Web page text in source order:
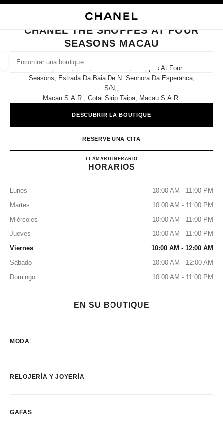
BUSCAR UNA BOUTIQUE
las sugerencias se muestran debajo de esta barra de búsqueda
0 Sugerencias disponibles
CERRAR TARJETA DE BOUTIQUE CHANEL THE SHOPPES AT FOUR
CHANEL THE SHOPPES AT FOUR
SEASONS MACAU
Shop 2840, 2841, 2842 & 2845, Shoppes At Four
Seasons, Estrada Da Baia De N. Senhora Da Esperanca,
S/n,,
Macau S.a.r., Cotai Strip Taipa, Macau S.a.r.
DESCUBRIR LA BOUTIQUE
RESERVE UNA CITA
LLAMAR68258581ITINERARIOCHANEL THE SHOPPES
HORARIOS
Lunes
10:00 AM - 11:00 PM
Martes
10:00 AM - 11:00 PM
Miércoles
10:00 AM - 11:00 PM
Jueves
10:00 AM - 11:00 PM
Viernes
10:00 AM - 12:00 AM
Sábado
10:00 AM - 12:00 AM
Domingo
10:00 AM - 11:00 PM
EN SU BOUTIQUE
MODA
RELOJERÍA Y JOYERÍA
GAFAS
MODA GAFAS RELOJERÍA Y JOYERÍA